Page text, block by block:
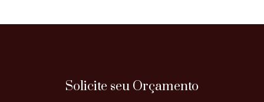
Solicite seu Orçamento